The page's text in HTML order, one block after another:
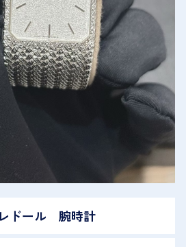
ドール 腕時計